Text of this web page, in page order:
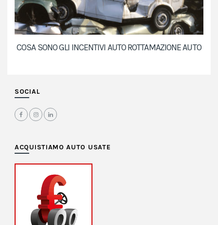
COSA SONO GLI INCENTIVI AUTO ROTTAMAZIONE AUTO
SOCIAL
ACQUISTIAMO AUTO USATE